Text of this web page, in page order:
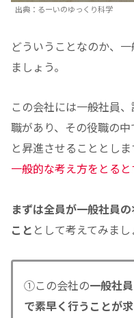
出典：るーいのゆっくり科学
どういうことなのか、
ましょう。
この会社には一般社員
職があり、その役職の
と昇進させることとしま
一般的な考え方をとると
まずは全員が一般社員
こと として考えてみまし
①この会社の一般社
で素早く行うことが